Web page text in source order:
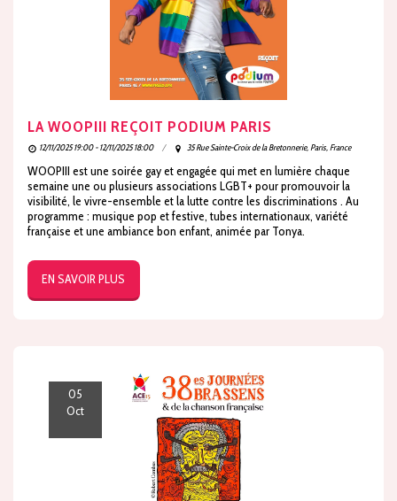
LA WOOPIII REÇOIT PODIUM PARIS
12/11/2025 19:00 - 12/11/2025 18:00 35 Rue Sainte-Croix de la Bretonnerie, Paris, France
WOOPIII est une soirée gay et engagée qui met en lumière chaque
semaine une ou plusieurs associations LGBT+ pour promouvoir la
visibilité, le vivre-ensemble et la lutte contre les discriminations . Au
programme : musique pop et festive, tubes internationaux, variété
française et une ambiance bon enfant, animée par Tonya.
EN SAVOIR PLUS
05
Oct